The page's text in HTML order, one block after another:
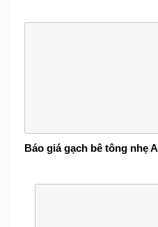
Báo giá gạch bê tông nhẹ